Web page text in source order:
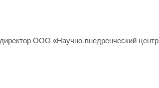
ООО «Научно-внедренческий центр